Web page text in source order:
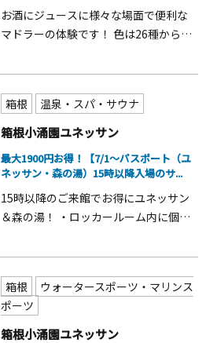
お酒にジュースに様々な場面で便利な
マドラーの体験です！ 色は26種からお
の作品をお作り下さい。 体験時間は約
30分～60分、簡単なので小さなお子様
も体験できます♪
箱根 温泉・スパ・サウナ
箱根小涌園ユネッサン
最大1900円お得！【7/1～パスポート（ユ
ネッサン・森の湯）15時以降入場のサ...
15時以降のご来館でお得にユネッサン
＆森の湯！ ・ロッカールーム内に個室
屋内なので、天候を気にせずプールが
楽しめます！
箱根
ウォータースポーツ・マリンス
ポーツ
箱根小涌園ユネッサン